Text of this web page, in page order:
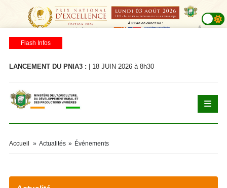
Flash Infos
LANCEMENT DU PNIA3 : | 18 JUIN 2026 à 8h30
Accueil » Actualités » Événements